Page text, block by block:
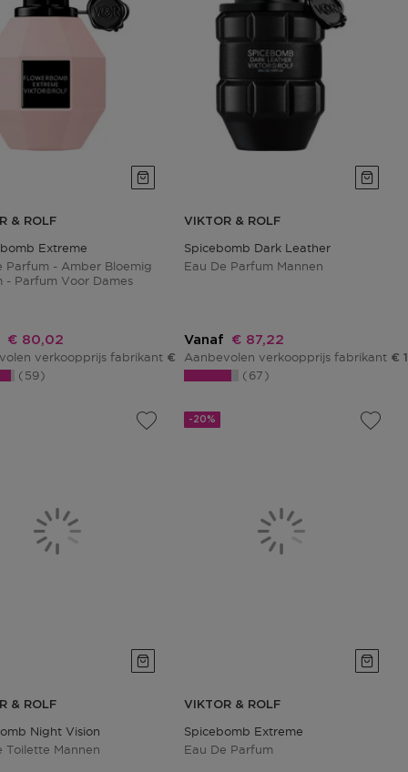
& ROLF
Extreme
Parfum - Amber Bloemig
- Parfum Voor Dames
Kortingsprijs
€ 80,02
verkoopprijs fabrikant € 100,02
59
VIKTOR & ROLF
Spicebomb Dark Leather
Eau De Parfum Mannen
Vanaf Kortingsprijs
€ 87,22
Aanbevolen verkoopprijs fabrikant €
67
& ROLF
Night Vision
Toilette Mannen
-20%
VIKTOR & ROLF
Spicebomb Extreme
Eau De Parfum